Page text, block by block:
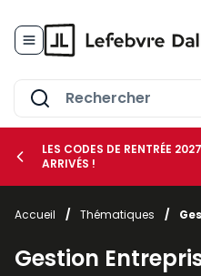
le sous-menu Vos métiers
le sous-menu Vos besoins
LES CODES DE RENTRÉE
ARRIVÉS !
Accueil / Thématiques /
Gestion